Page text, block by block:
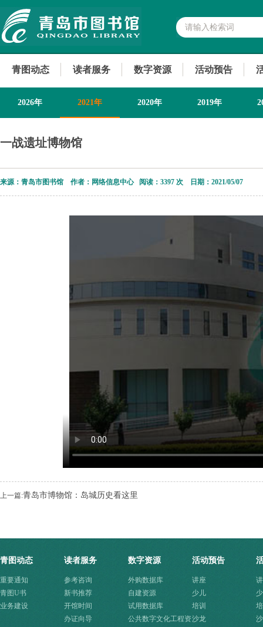
青图动态 读者服务 数字资源 活动预告
2026年 2021年 2020年 2019年
一战遗址博物馆
来源：青岛市图书馆 作者：网络信息中心 阅读： 3397 次 日期：2021/05/07
上一篇:青岛市博物馆：岛城历史看这里
青图动态
重要通知
青图U书
业务建设
读者服务
参考咨询
新书推荐
开馆时间
办证向导
数字资源
外购数据库
自建资源
试用数据库
公共数字文化工程资
活动预告
讲座
少儿
培训
沙龙